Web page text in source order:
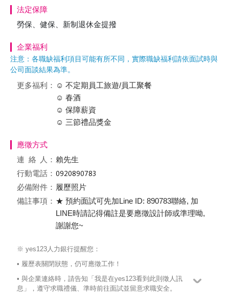
法定保障
勞保、健保、新制退休金提撥
企業福利
注意：各職缺福利項目可能有所不同，實際職缺福利請依面試時與
公司面談結果為準。
更多福利： ☺ 不定期員工旅遊/員工聚餐
☺ 春酒
☺ 保障薪資
☺ 三節禮品獎金
應徵方式
連絡
人： 賴先生
行動電話：
必備附件： 履歷照片
備註事項： ★ 預約面試可先加Line ID: 890783聯絡, 加
LINE時請記得備註是要應徵設計師或準理呦,
謝謝您~
※ yes123人力銀行提醒您：
• 履歷表關閉狀態，仍可應徵工作！
• 與企業連絡時，請告知「我是在yes123看到此則徵人訊
息」，遵守求職禮儀、準時前往面試並留意求職安全。